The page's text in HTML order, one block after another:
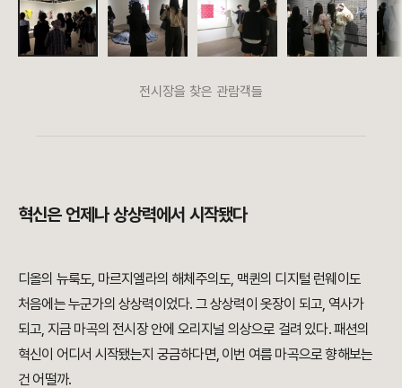
전시장을 찾은 관람객들
혁신은 언제나 상상력에서 시작됐다
디올의 뉴룩도, 마르지엘라의 해체주의도, 맥퀸의 디지털 런웨이도
처음에는 누군가의 상상력이었다. 그 상상력이 옷장이 되고, 역사가
되고, 지금 마곡의 전시장 안에 오리지널 의상으로 걸려 있다. 패션의
혁신이 어디서 시작됐는지 궁금하다면, 이번 여름 마곡으로 향해보는
건 어떨까.